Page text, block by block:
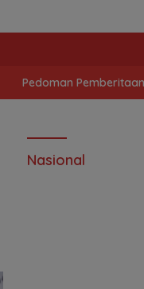
Pedoman
Nasional